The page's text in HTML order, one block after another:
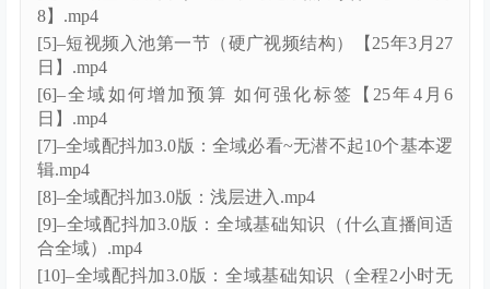
8】.mp4
[5]–短视频入池第一节（硬广视频结构）【25年3月27
日】.mp4
[6]–全域如何增加预算 如何强化标签【25年4月6
日】.mp4
[7]–全域配抖加3.0版：全域必看~无潜不起10个基本逻
辑.mp4
[8]–全域配抖加3.0版：浅层进入.mp4
[9]–全域配抖加3.0版：全域基础知识（什么直播间适
合全域）.mp4
[10]–全域配抖加3.0版：全域基础知识（全程2小时无